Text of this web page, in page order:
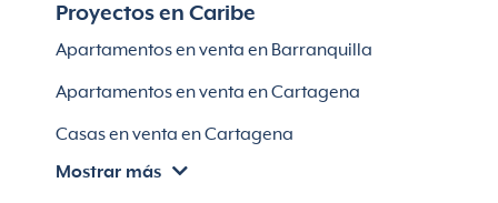
Apartamentos en venta en Bello
Proyectos en Caribe
Apartamentos en venta en Barranquilla
Apartamentos en venta en Cartagena
Casas en venta en Cartagena
Villas en Cartagena
Mostrar más